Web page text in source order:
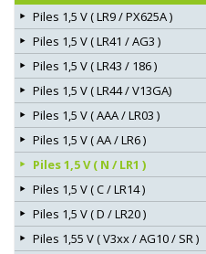
Piles 1,5 V ( LR9 / PX625A )
Piles 1,5 V ( LR41 / AG3 )
Piles 1,5 V ( LR43 / 186 )
Piles 1,5 V ( LR44 / V13GA)
Piles 1,5 V ( AAA / LR03 )
Piles 1,5 V ( AA / LR6 )
Piles 1,5 V ( N / LR1 )
Piles 1,5 V ( C / LR14 )
Piles 1,5 V ( D / LR20 )
Piles 1,55 V ( V3xx / AG10 / SR )